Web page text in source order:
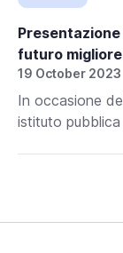
futuro migliore
19 October 2023
In occasione
istituto pubblica